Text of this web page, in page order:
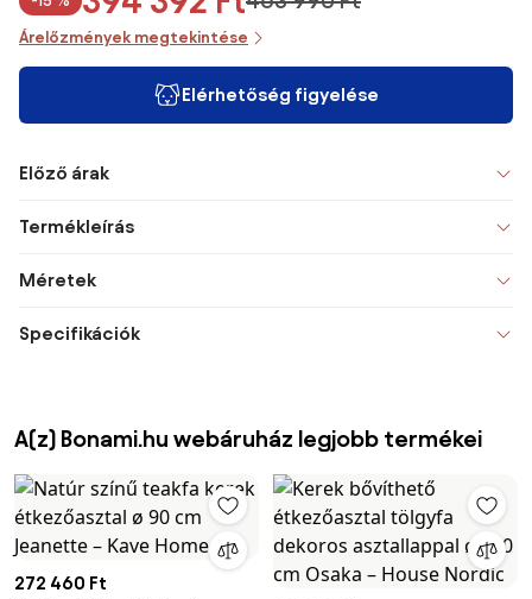
Árelőzmények megtekintése
Elérhetőség figyelése
Előző árak
Termékleírás
Méretek
Specifikációk
A(z) Bonami.hu webáruház legjobb termékei
272 460 Ft